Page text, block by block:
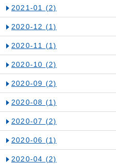
2021-01 (2)
2020-12 (1)
2020-11 (1)
2020-10 (2)
2020-09 (2)
2020-08 (1)
2020-07 (2)
2020-06 (1)
2020-04 (2)